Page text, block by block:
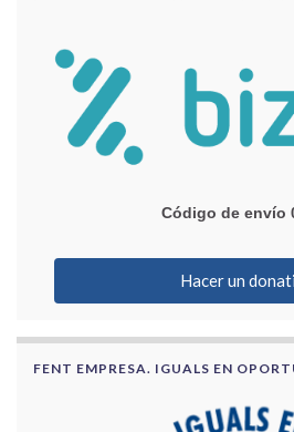
Código de envío
Hacer un
FENT EMPRESA. IGUALS EN